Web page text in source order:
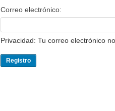
Correo electrónico:
Privacidad: Tu correo electrónico